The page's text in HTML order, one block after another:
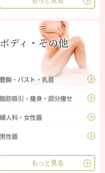
ボディ・その他
もっと見る